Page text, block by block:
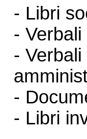
- Libri
-
-
-
- Libri